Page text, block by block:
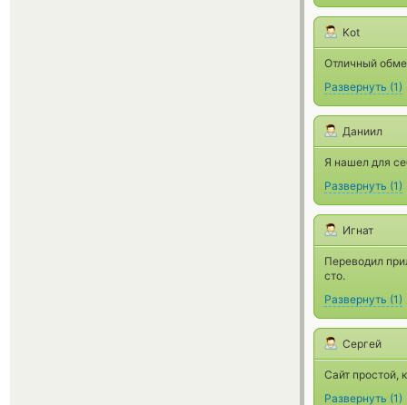
Kot
Отличный
Развернуть (1)
Даниил
Я нашел для
Развернуть (1)
Игнат
Переводил
сто.
Развернуть (1)
Сергей
Сайт простой,
Развернуть (1)